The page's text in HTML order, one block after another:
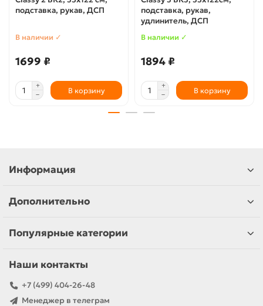
подставка, рукав, ДСП
В наличии ✓
1699 ₽
В корзину
подставка, рукав,
удлинитель, ДСП
В наличии ✓
1894 ₽
В корзину
Информация
Дополнительно
Популярные категории
Наши контакты
+7 (499) 404-26-48
Менеджер в телеграм